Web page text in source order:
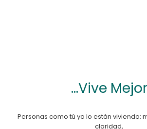
...Vive Mejor
Personas como tú ya lo están viviendo:
claridad,